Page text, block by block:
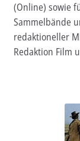
Verlag
(Online) sowie
Sammelbände
redaktioneller
Redaktion Film